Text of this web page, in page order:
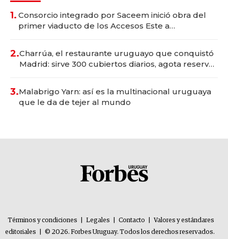
1. Consorcio integrado por Saceem inició obra del
primer viaducto de los Accesos Este a
2.Charrúa, el restaurante uruguayo que conquistó
Madrid: sirve 300 cubiertos diarios, agota reservas
3.Malabrigo Yarn: así es la multinacional uruguaya
que le da de tejer al mundo
Términos y condiciones Legales Contacto
Valores y estándares
editoriales
© 2026. Forbes Uruguay. Todos los derechos reservados.